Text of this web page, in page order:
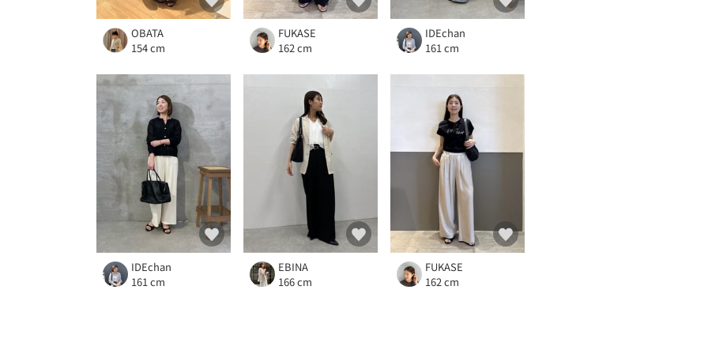
OBATA
154 cm
FUKASE
162 cm
IDEchan
161 cm
IDEchan
161 cm
EBINA
166 cm
FUKASE
162 cm